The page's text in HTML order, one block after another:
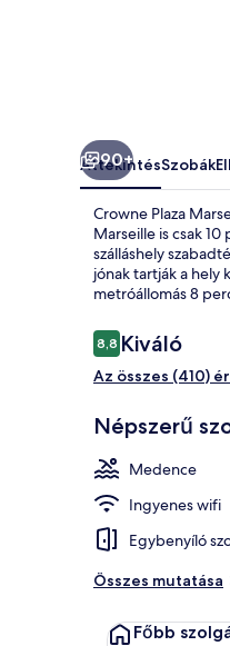
90+
ÁttekintésSzobák
Crowne Plaza
Marseille is csak
szálláshely
jónak tartják a hely
metróállomás 8
Értékelések
8,88,8 ennyiből: 10
Kiváló
Az összes (410)
Népszerű
Medence
Ingyenes wifi
Egybenyíló
Összes mutatása
Főbb